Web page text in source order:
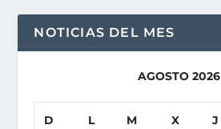
NOTICIAS DEL MES
AGOSTO 2026
D L M X J